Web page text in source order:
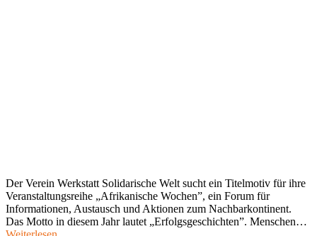
Der Verein Werkstatt Solidarische Welt sucht ein Titelmotiv für ihre
Veranstaltungsreihe „Afrikanische Wochen”, ein Forum für
Informationen, Austausch und Aktionen zum Nachbarkontinent.
Das Motto in diesem Jahr lautet „Erfolgsgeschichten”. Menschen…